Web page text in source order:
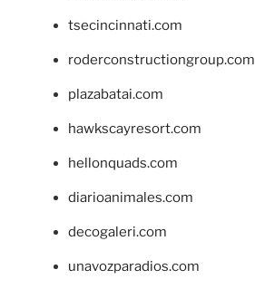
tsecincinnati.com
roderconstructiongroup.com
plazabatai.com
hawkscayresort.com
hellonquads.com
diarioanimales.com
decogaleri.com
unavozparadios.com